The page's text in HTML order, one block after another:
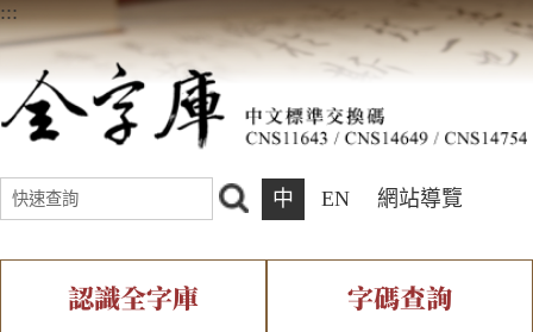
:::
中 EN 網站導覽
認識全字庫 字碼查詢